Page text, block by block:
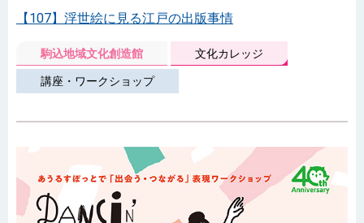
【107】浮世絵に見る江戸の出版事情
駒込地域文化創造館 文化カレッジ
講座・ワークショップ